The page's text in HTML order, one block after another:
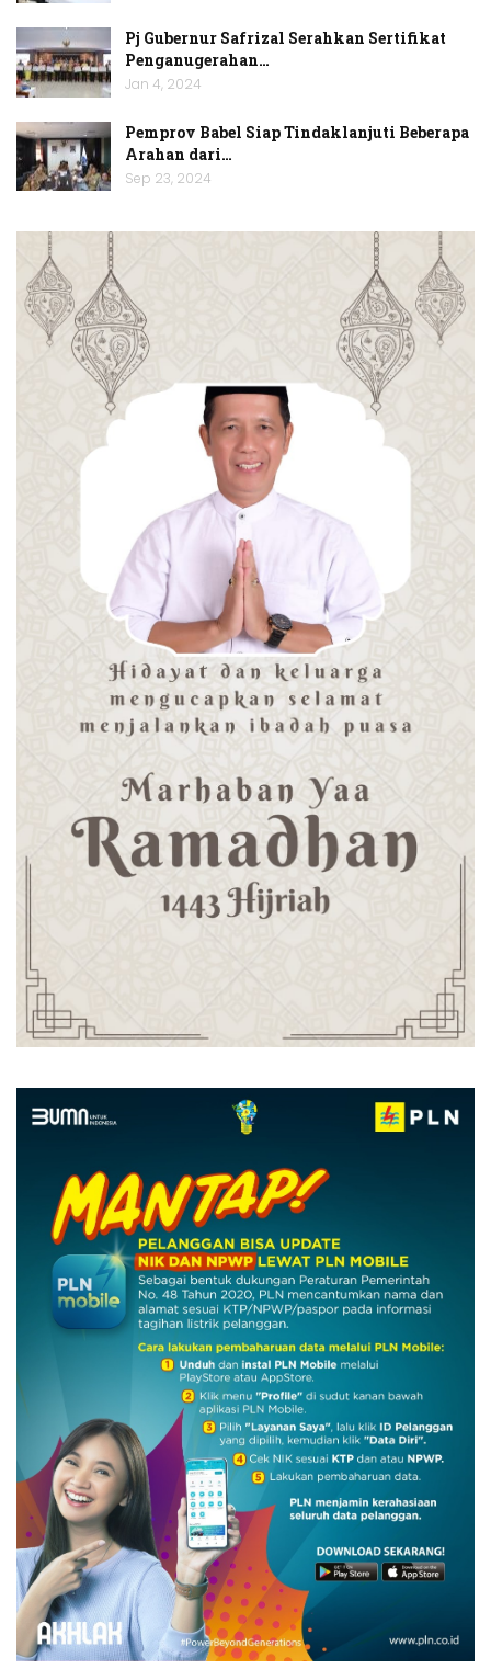
Pj Gubernur Safrizal Serahkan Sertifikat
Penganugerahan…
Jan 4, 2024
Pemprov Babel Siap Tindaklanjuti Beberapa
Arahan dari…
Sep 23, 2024